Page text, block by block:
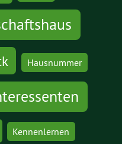
Hausnummer
Kennenlernen